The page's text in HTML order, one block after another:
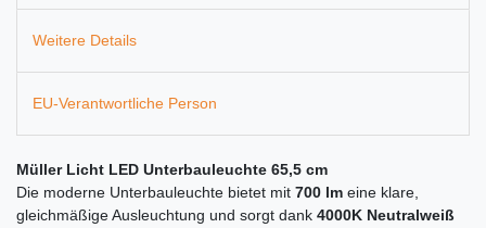
Weitere Details
EU-Verantwortliche Person
Müller Licht LED Unterbauleuchte 65,5 cm
Die moderne Unterbauleuchte bietet mit 700 lm eine klare,
gleichmäßige Ausleuchtung und sorgt dank 4000K Neutralweiß